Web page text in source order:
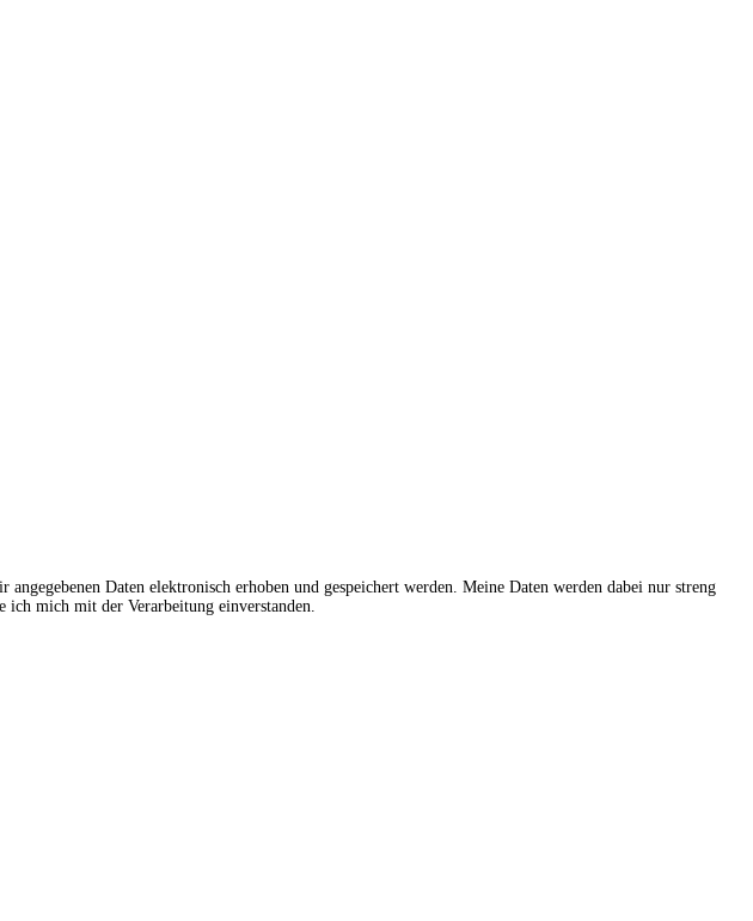
Daten elektronisch erhoben und gespeichert werden. Meine Daten werden dabei nur streng
ich mich mit der Verarbeitung einverstanden.